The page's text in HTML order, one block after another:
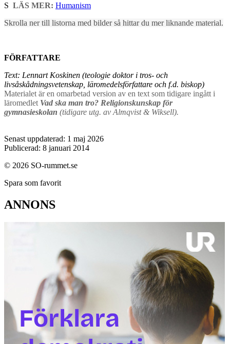
S LÄS MER: Humanism
Skrolla ner till listorna med bilder så hittar du mer liknande material.
FÖRFATTARE
Text: Lennart Koskinen (teologie doktor i tros- och
livsåskådningsvetenskap, läromedelsförfattare och f.d. biskop)
Materialet är en omarbetad version av en text som tidigare ingått i
läromedlet Vad ska man tro? Religionskunskap för
gymnasieskolan (tidigare utg. av Almqvist & Wiksell).
Senast uppdaterad: 1 maj 2026
Publicerad: 8 januari 2014
© 2026 SO-rummet.se
Spara som favorit
ANNONS